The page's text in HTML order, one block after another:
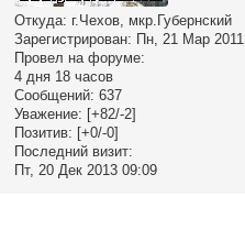
Откуда: г.Чехов, мкр.Губернский
Зарегистрирован: Пн, 21 Мар 2011
Провел на форуме:
4 дня 18 часов
Сообщений: 637
Уважение: [+82/-2]
Позитив: [+0/-0]
Последний визит:
Пт, 20 Дек 2013 09:09